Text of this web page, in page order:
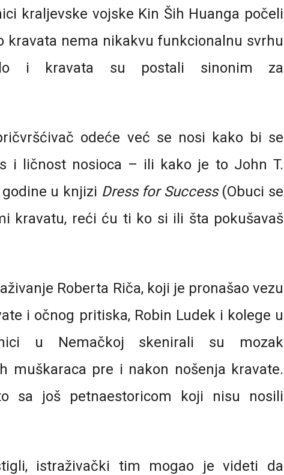
kraljevske vojske Kin Ših Huanga počeli
kravata nema nikakvu funkcionalnu svrhu
i kravata su postali sinonim za
odeće već se nosi kako bi se
i ličnost nosioca – ili kako je to John T.
u knjizi Dress for Success(Obuci se
kravatu, reći ću ti ko si ili šta pokušavaš
Roberta Riča, koji je pronašao vezu
i očnog pritiska, Robin Ludek i kolege u
u Nemačkoj skenirali su mozak
muškaraca pre i nakon nošenja kravate.
sa još petnaestoricom koji nisu nosili
istraživački tim mogao je videti da